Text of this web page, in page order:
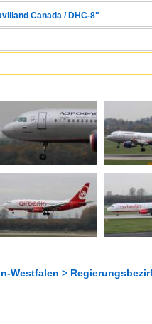
Canada / DHC-8"
Westfalen >